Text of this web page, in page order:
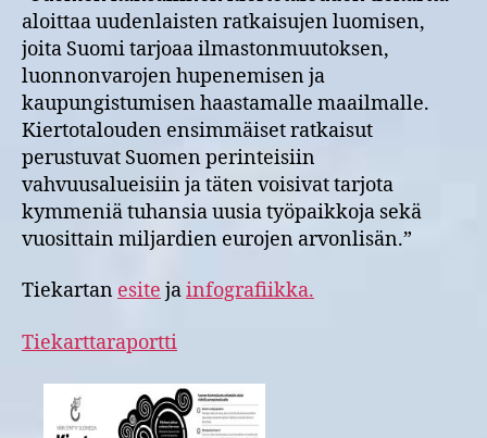
aloittaa uudenlaisten ratkaisujen luomisen,
joita Suomi tarjoaa ilmastonmuutoksen,
luonnonvarojen hupenemisen ja
kaupungistumisen haastamalle maailmalle.
Kiertotalouden ensimmäiset ratkaisut
perustuvat Suomen perinteisiin
vahvuusalueisiin ja täten voisivat tarjota
kymmeniä tuhansia uusia työpaikkoja sekä
vuosittain miljardien eurojen arvonlisän.”
Tiekartan esite jainfografiikka.
Tiekarttaraportti